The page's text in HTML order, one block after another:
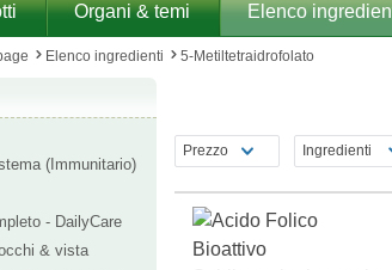
Organi & temi Elenco
Elenco ingredienti 5-Metiltetraidrofolato
(Immunitario)
- DailyCare
& vista
Prezzo Ingredienti